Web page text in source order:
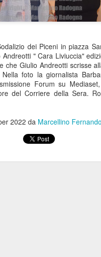
dei Piceni in piazza
" Cara Liviuccia"
che Giulio Andreotti scrisse
foto la giornalista
Forum su
del Corriere della Sera.
2022 da Marcellino